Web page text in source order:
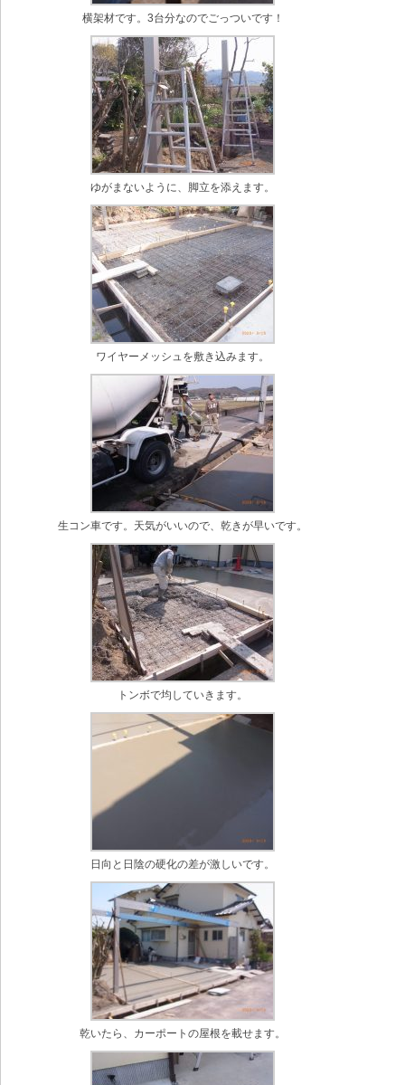
横架材です。3台分なのでごっついです！
ゆがまないように、脚立を添えます。
ワイヤーメッシュを敷き込みます。
生コン車です。天気がいいので、乾きが早いです。
トンボで均していきます。
日向と日陰の硬化の差が激しいです。
乾いたら、カーポートの屋根を載せます。